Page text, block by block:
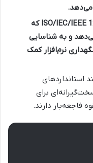
می‌دهد.
مانند ISO/IEC/IEEE 12207 که
و به شناسایی
نرم‌افزار کمک
استانداردهای
برای
فاجعه‌بار دارند.